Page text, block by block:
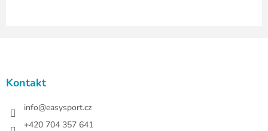
Kontakt
info@easysport.cz
+420 704 357 641